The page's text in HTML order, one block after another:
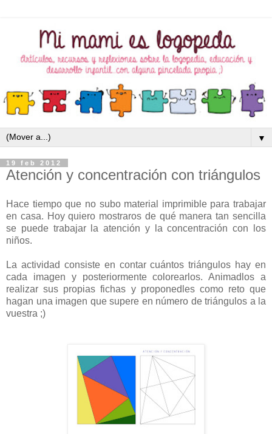
▼
19 feb 2012
Atención y concentración con triángulos
Hace tiempo que no subo material imprimible para trabajar
en casa. Hoy quiero mostraros de qué manera tan sencilla
se puede trabajar la atención y la concentración con los
niños.
La actividad consiste en contar cuántos triángulos hay en
cada imagen y posteriormente colorearlos. Animadlos a
realizar sus propias fichas y proponedles como reto que
hagan una imagen que supere en número de triángulos a la
vuestra ;)